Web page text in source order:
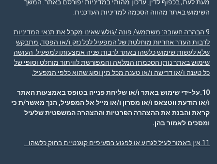
מעת לעת, בכפוף לדין. עדכון מהותי במדיניות יפורסם באתר. המשך
השימוש באתר מהווה הסכמה למדיניות העדכנית.
9.הבהרה חשובה
: משתמש/ פונה /גולש שאינו מקבל את תנאי המדיניות
לרבות העדר אחריות מוחלטת של המפעיל לכל נזק ו/או הפסד, מתבקש
שלא לעשות שימוש כלשהו באתר לרבות פניה אמצעותו למפעיל. העושה
שימוש באתר נותן הסכמתו המלאה והמפורשת לוויתור מוחלט וסופי של
כל טענה ו/או דרישה ו/או טענה מכל מין וסוג שהוא כלפי המפעיל.
10.על-ידי שימוש באתר ו/או שליחת פנייה בטופס באמצעות האתר
ו/או הודעת ווטצאפ ו/או מסרון ו/או מייל אל המפעיל, הנך מאשר/ת כי
קראת והבנת את ההצהרה הפרטיות וההצהרה המשפטית שלעיל
ומסכים לאמור בהן.
11.אין באמור לעיל לגרוע או לפגוע בסעיפים קוגנטיים בחוק כלשהו .